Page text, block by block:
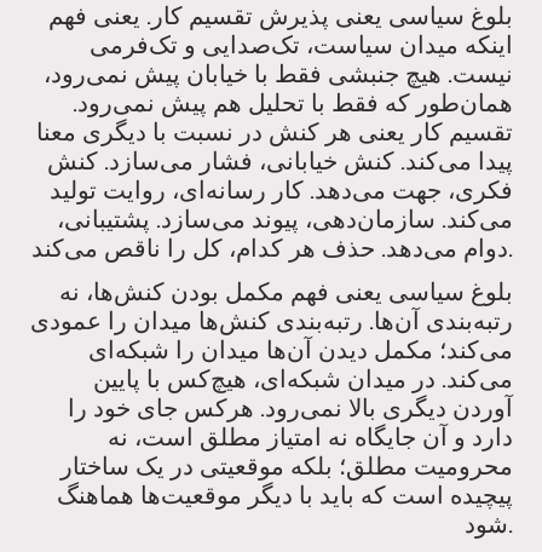
بلوغ سیاسی یعنی پذیرش تقسیم کار. یعنی فهم
اینکه میدان سیاست، تک‌صدایی و تک‌فرمی
نیست. هیچ جنبشی فقط با خیابان پیش نمی‌رود،
همان‌طور که فقط با تحلیل هم پیش نمی‌رود.
تقسیم کار یعنی هر کنش در نسبت با دیگری معنا
پیدا می‌کند. کنش خیابانی، فشار می‌سازد. کنش
فکری، جهت می‌دهد. کار رسانه‌ای، روایت تولید
می‌کند. سازمان‌دهی، پیوند می‌سازد. پشتیبانی،
دوام می‌دهد. حذف هر کدام، کل را ناقص می‌کند.
بلوغ سیاسی یعنی فهم مکمل بودن کنش‌ها، نه
رتبه‌بندی آن‌ها. رتبه‌بندی کنش‌ها میدان را عمودی
می‌کند؛ مکمل دیدن آن‌ها میدان را شبکه‌ای
می‌کند. در میدان شبکه‌ای، هیچ‌کس با پایین
آوردن دیگری بالا نمی‌رود. هرکس جای خود را
دارد و آن جایگاه نه امتیاز مطلق است، نه
محرومیت مطلق؛ بلکه موقعیتی در یک ساختار
پیچیده است که باید با دیگر موقعیت‌ها هماهنگ
شود.